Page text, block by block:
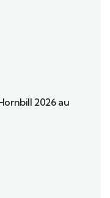
2026 au